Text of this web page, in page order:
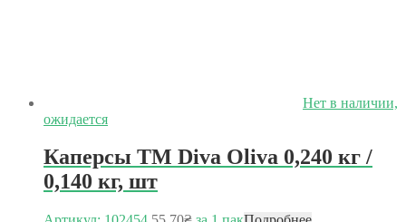
Нет в наличии,
ожидается
Каперсы ТМ Diva Oliva 0,240 кг /
0,140 кг, шт